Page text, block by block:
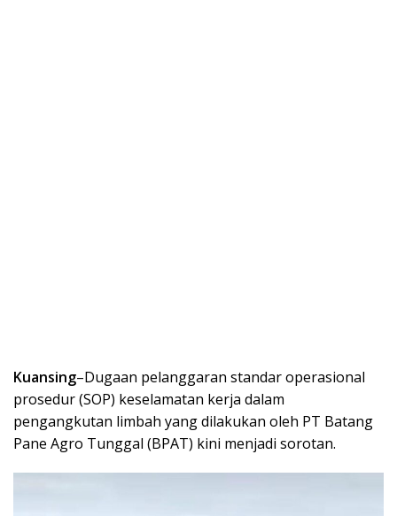
Kuansing–Dugaan pelanggaran standar operasional
prosedur (SOP) keselamatan kerja dalam
pengangkutan limbah yang dilakukan oleh PT Batang
Pane Agro Tunggal (BPAT) kini menjadi sorotan.